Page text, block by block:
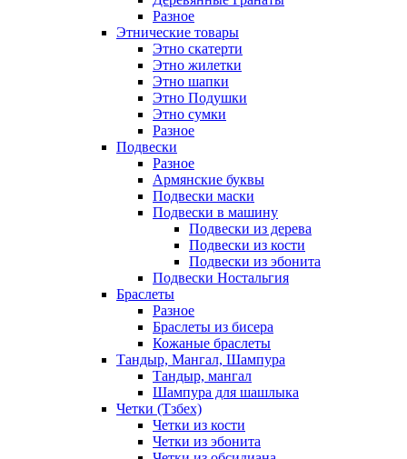
Разное
Этнические товары
Этно скатерти
Этно жилетки
Этно шапки
Этно Подушки
Этно сумки
Разное
Подвески
Разное
Армянские буквы
Подвески маски
Подвески в машину
Подвески из дерева
Подвески из кости
Подвески из эбонита
Подвески Ностальгия
Браслеты
Разное
Браслеты из бисера
Кожаные браслеты
Тандыр, Мангал, Шампура
Тандыр, мангал
Шампура для шашлыка
Четки (Тзбех)
Четки из кости
Четки из эбонита